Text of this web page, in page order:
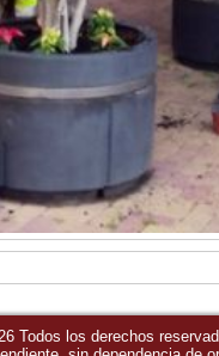
Todos los derechos